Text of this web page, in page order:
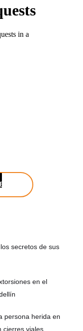
Buscar
secretos de sus
en el
persona herida en
cierres viales